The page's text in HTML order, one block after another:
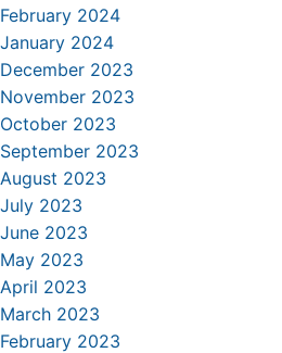
February 2024
January 2024
December 2023
November 2023
October 2023
September 2023
August 2023
July 2023
June 2023
May 2023
April 2023
March 2023
February 2023